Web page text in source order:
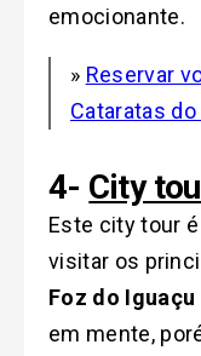
emocionante.
» Reservar
Cataratas
4- City
Este city tour
visitar os
Foz do Iguaçu
em mente,